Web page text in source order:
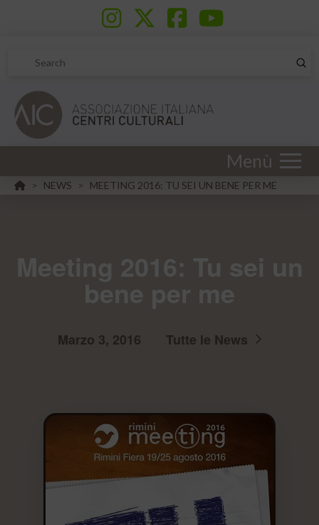
Search
Menù
HOME
> NEWS > MEETING 2016: TU SEI UN BENE PER ME
Marzo 3, 2016 Tutte le News